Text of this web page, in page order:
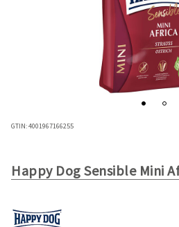
GTIN:4001967166255
Happy Dog Sensible Mini